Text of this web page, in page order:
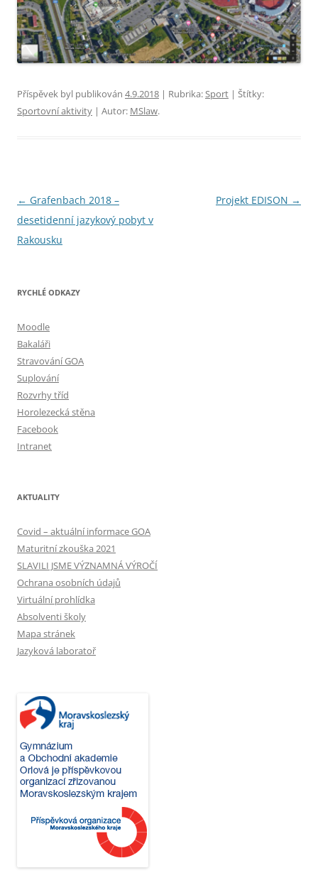
Příspěvek byl publikován 4.9.2018 | Rubrika:Sport | Štítky:
Sportovní aktivity | Autor: MSlaw.
Navigace
pro
příspěvky
← Grafenbach 2018 –
desetidenní jazykový pobyt v
Rakousku
Projekt EDISON →
RYCHLÉ ODKAZY
Moodle
Bakaláři
Stravování GOA
Suplování
Rozvrhy tříd
Horolezecká stěna
Facebook
Intranet
AKTUALITY
Covid – aktuální informace GOA
Maturitní zkouška 2021
SLAVILI JSME VÝZNAMNÁ VÝROČÍ
Ochrana osobních údajů
Virtuální prohlídka
Absolventi školy
Mapa stránek
Jazyková laboratoř